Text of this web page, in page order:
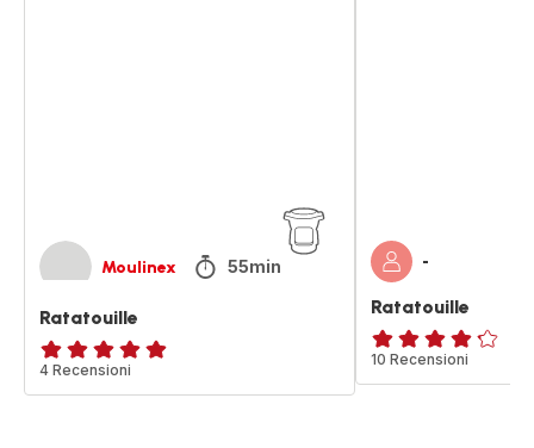
Moulinex 55min
Ratatouille
Recensione
di
4 Recensioni
-
Ratatouille
ratings.4.2
10 Recensioni